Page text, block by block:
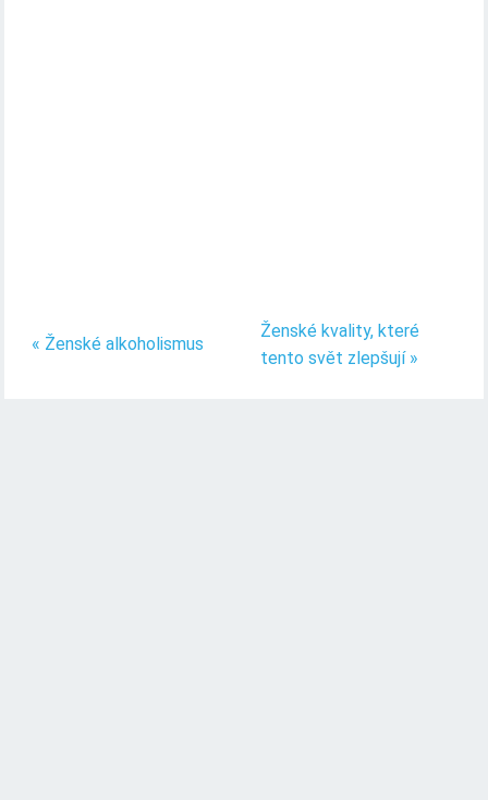
« Ženské alkoholismus
Ženské kvality, které
tento svět zlepšují »